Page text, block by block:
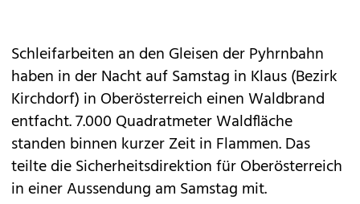
Schleifarbeiten an den Gleisen der Pyhrnbahn
haben in der Nacht auf Samstag in Klaus (Bezirk
Kirchdorf) in Oberösterreich einen Waldbrand
entfacht. 7.000 Quadratmeter Waldfläche
standen binnen kurzer Zeit in Flammen. Das
teilte die Sicherheitsdirektion für Oberösterreich
in einer Aussendung am Samstag mit.